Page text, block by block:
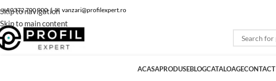
Skip to navigation
Skip to main content
+4 0372 700 900|✉ vanzari@profilexpert.ro
ACASAPRODUSEBLOGCATALOAGECONTACT